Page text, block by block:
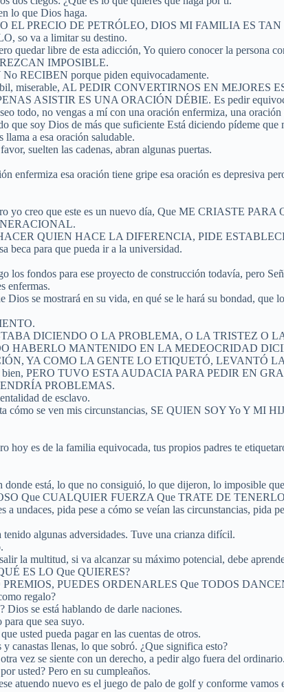
lo que Dios haga.
EL PRECIO DE PETRÓLEO, DIOS MI FAMILIA ES
so va a limitar su destino.
quedar libre de esta adicción, Yo quiero conocer la
IMPOSIBLE.
RECIBEN porque piden equivocadamente.
miserable, AL PEDIR CONVERTIRNOS EN
ASISTIR ES UNA ORACIÓN DÉBIE. Es pedir
todo, no vengas a mí con una oración enfermiza, una
que soy Dios de más que suficiente Está diciendo pídeme que
llama a esa oración saludable.
suelten las cadenas, abran algunas puertas.
enfermiza esa oración tiene gripe esa oración es depresiva
yo creo que este es un nuevo día, Que ME CRIASTE
QUIEN HACE LA DIFERENCIA, PIDE
para que pueda ir a la universidad.
los fondos para ese proyecto de construcción todavía, pero
enfermas.
se mostrará en su vida, en qué se le hará su bondad, que
DICIENDO O LA PROBLEMA, O LA TRISTEZ O
HABERLO MANTENIDO EN LA MEDEOCRIDAD
YA COMO LA GENTE LO ETIQUETÓ, LEVANTÓ LA
bien, PERO TUVO ESTA AUDACIA PARA PEDIR EN
PROBLEMAS.
de esclavo.
cómo se ven mis circunstancias, SE QUIEN SOY Yo Y
hoy es de la familia equivocada, tus propios padres te
donde está, lo que no consiguió, lo que dijeron, lo
Que CUALQUIER FUERZA Que TRATE DE TENERLO,
undaces, pida pese a cómo se veían las circunstancias, pida
algunas adversidades. Tuve una crianza difícil.
la multitud, si va alcanzar su máximo potencial, debe
ES LO Que QUIERES?
PUEDES ORDENARLES Que TODOS
regalo?
Dios se está hablando de darle naciones.
que sea suyo.
usted pueda pagar en las cuentas de otros.
canastas llenas, lo que sobró. ¿Que significa esto?
vez se siente con un derecho, a pedir algo fuera del ordinario.
usted? Pero en su cumpleaños.
atuendo nuevo es el juego de palo de golf y conforme